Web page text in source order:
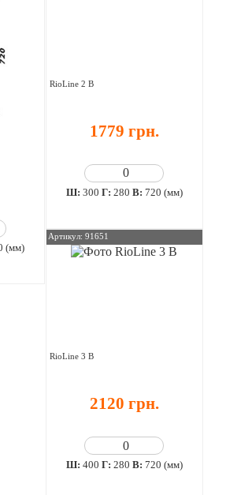
(мм)
RioLine 2 В
1779 грн.
Ш: 300 Г: 280 В: 720 (мм)
Артикул: 91651
RioLine 3 В
2120 грн.
Ш: 400 Г: 280 В: 720 (мм)